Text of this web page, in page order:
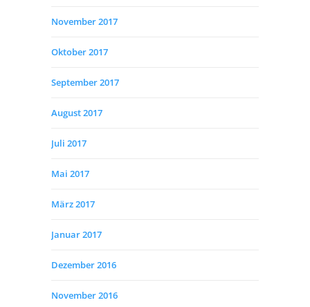
November 2017
Oktober 2017
September 2017
August 2017
Juli 2017
Mai 2017
März 2017
Januar 2017
Dezember 2016
November 2016